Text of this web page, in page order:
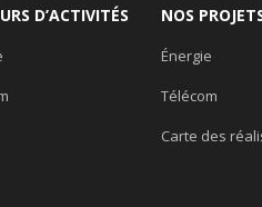
D’ACTIVITÉS NOS
Énergie
Télécom
Carte des